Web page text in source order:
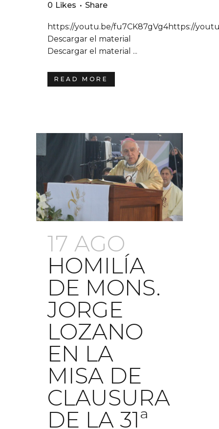
0 Likes Share
https://youtu.be/fu7CK87gVg4https://
Descargar el material
Descargar el material ...
READ MORE
17 AGO
HOMILÍA
DE MONS.
JORGE
LOZANO
EN LA
MISA DE
CLAUSURA
DE LA 31ª